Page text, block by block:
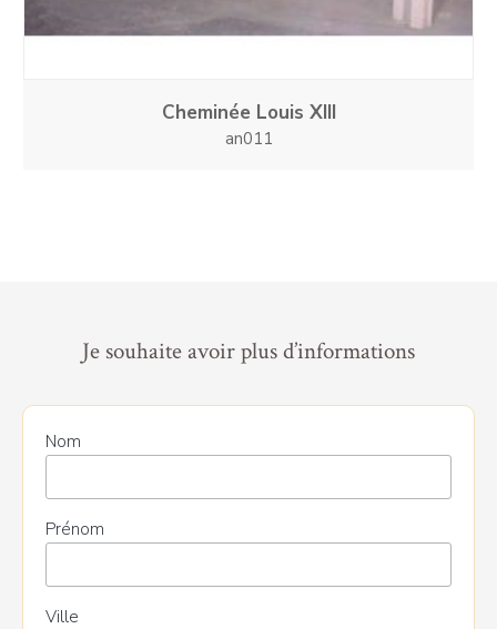
Cheminée Louis XIII
an011
Je souhaite avoir plus d’informations
Nom
Prénom
Ville